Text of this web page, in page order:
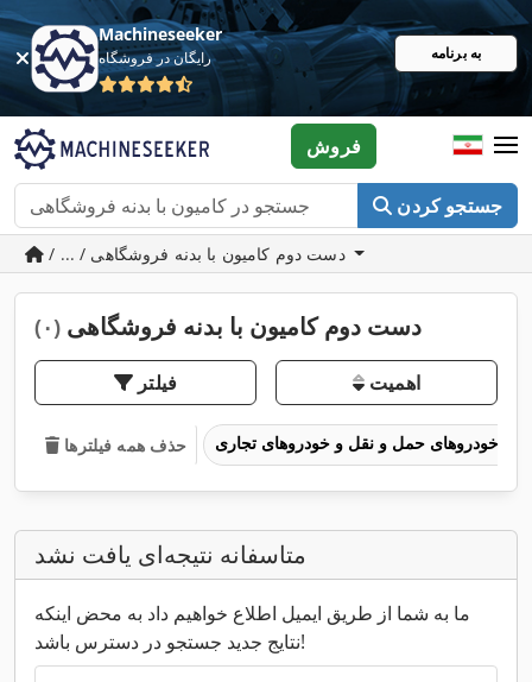
Machineseeker
رایگان در فروشگاه به برنامه
جستجو کردن
فروش
/ ... / دست دوم کامیون با بدنه فروشگاهی
دست دوم کامیون با بدنه فروشگاهی (۰)
فیلتر اهمیت
حذف همه فیلترها
متاسفانه نتیجه‌ای یافت نشد
ما به شما از طریق ایمیل اطلاع خواهیم داد به محض اینکه
نتایج جدید جستجو در دسترس باشد!